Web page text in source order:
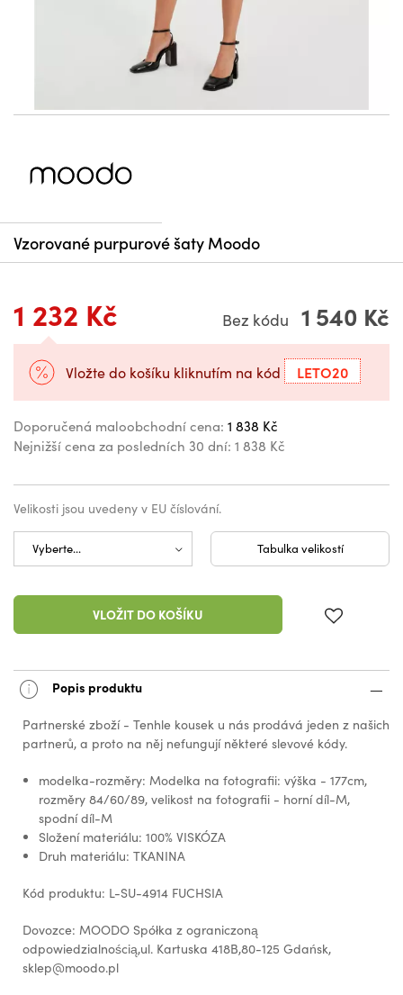
Vzorované purpurové šaty Moodo
1 232 Kč Bez kódu 1 540 Kč
Vložte do košíku kliknutím na kód LETO20
Doporučená maloobchodní cena: 1 838 Kč
Nejnižší cena za posledních 30 dní: 1 838 Kč
Velikosti jsou uvedeny v EU číslování.
Tabulka velikostí
VLOŽIT DO KOŠÍKU
Popis produktu
Partnerské zboží - Tenhle kousek u nás prodává jeden z našich
partnerů, a proto na něj nefungují některé slevové kódy.
modelka-rozměry: Modelka na fotografii: výška - 177cm,
rozměry 84/60/89, velikost na fotografii - horní díl-M,
spodní díl-M
Složení materiálu: 100% VISKÓZA
Druh materiálu: TKANINA
Kód produktu: L-SU-4914 FUCHSIA
Dovozce: MOODO Spółka z ograniczoną
odpowiedzialnością,ul. Kartuska 418B,80-125 Gdańsk,
sklep@moodo.pl